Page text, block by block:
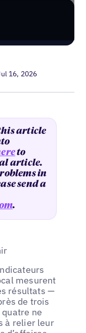
16, 2026
article
to
article.
in
send a
.
mesurent
résultats —
de trois
ne
à relier leur